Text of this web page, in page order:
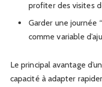
profiter des visites
Garder une journée
comme variable
Le principal avantage
capacité à adapter